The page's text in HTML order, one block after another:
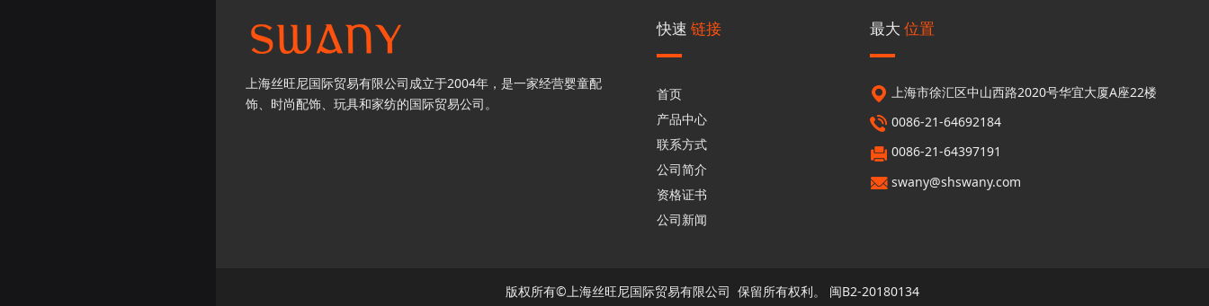
上海丝旺尼国际贸易有限公司成立于2004年，是一家经营婴童配
饰、时尚配饰、玩具和家纺的国际贸易公司。
快速 链接
首页
产品中心
联系方式
公司简介
资格证书
公司新闻
最大 位置
上海市徐汇区中山西路2020号华宜大厦A座22楼
0086-21-64692184
0086-21-64397191
swany@shswany.com
版权所有©上海丝旺尼国际贸易有限公司 保留所有权利。 闽B2-20180134